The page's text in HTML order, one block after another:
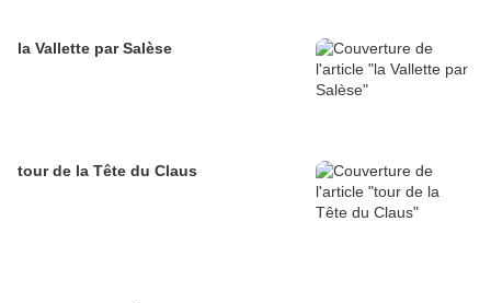
la Vallette par Salèse
tour de la Tête du Claus